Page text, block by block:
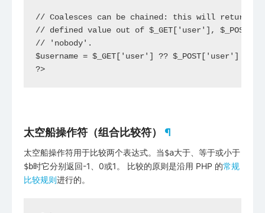
// Coalesces can be chained: this will return
// defined value out of $_GET['user'],
// 'nobody'.
$username = $_GET['user'] ?? $_POST['user'] ??
?>
太空船操作符（组合比较符） ¶
太空船操作符用于比较两个表达式。当$a大于、等于或小于
$b时它分别返回-1、0或1。 比较的原则是沿用 PHP 的常规
比较规则进行的。